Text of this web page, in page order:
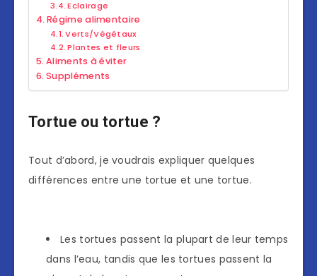
Eclairage
Régime alimentaire
Verts/Végétaux
Plantes et fleurs
Aliments à éviter
Suppléments
Tortue ou tortue ?
Tout d’abord, je voudrais expliquer quelques
différences entre une tortue et une tortue.
Les tortues passent la plupart de leur temps
dans l’eau, tandis que les tortues passent la